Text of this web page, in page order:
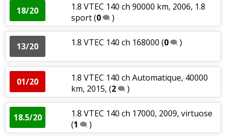
18/20
1.8 VTEC 140 ch 90000 km, 2006, 1.8
sport(0 )
13/20 1.8 VTEC 140 ch 168000 (0 )
01/20
1.8 VTEC 140 ch Automatique, 40000
km, 2015, (2 )
18.5/20
1.8 VTEC 140 ch 17000, 2009, virtuose
(1 )